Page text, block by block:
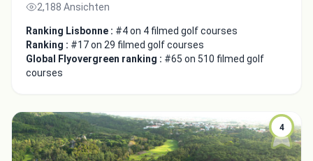
2,188 Ansichten
Ranking Lisbonne : #4 on 4 filmed golf courses
Ranking : #17 on 29 filmed golf courses
Global Flyovergreen ranking : #65 on 510 filmed golf
courses
4